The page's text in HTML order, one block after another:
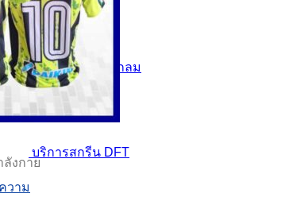
เสื้อพิมพ์ลายคอกลม
บริการสกรีน DFT
วาม
ลังกาย